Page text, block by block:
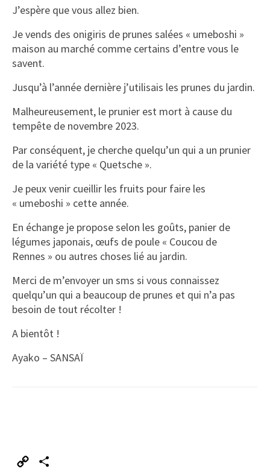
J’espère que vous allez bien.
Je vends des onigiris de prunes salées « umeboshi »
maison au marché comme certains d’entre vous le
savent.
Jusqu’à l’année dernière j’utilisais les prunes du jardin.
Malheureusement, le prunier est mort à cause du
tempête de novembre 2023.
Par conséquent, je cherche quelqu’un qui a un prunier
de la variété type « Quetsche ».
Je peux venir cueillir les fruits pour faire les
« umeboshi » cette année.
En échange je propose selon les goûts, panier de
légumes japonais, œufs de poule « Coucou de
Rennes » ou autres choses lié au jardin.
Merci de m’envoyer un sms si vous connaissez
quelqu’un qui a beaucoup de prunes et qui n’a pas
besoin de tout récolter !
A bientôt !
Ayako – SANSAÏ
Copy